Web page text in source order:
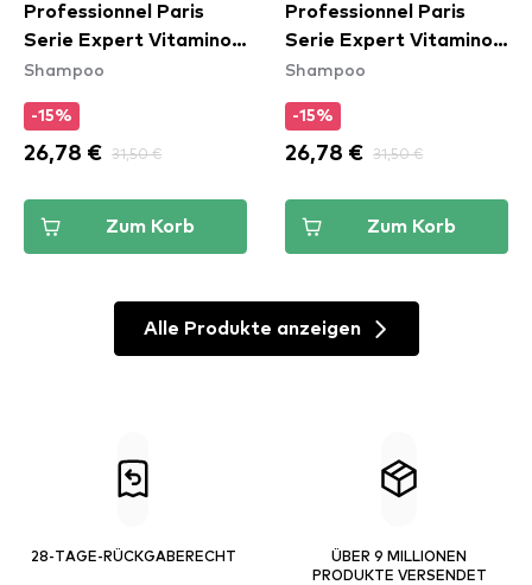
Professionnel Paris
Serie Expert Vitamino
Color Spectrum
Shampoo
-15%
26,78 € 31,50 €
Zum Korb
Professionnel Paris
Serie Expert Vitamino
Color Spectrum
Shampoo
-15%
26,78 € 31,50 €
Zum Korb
Alle Produkte anzeigen
28-TAGE-RÜCKGABERECHT
ÜBER 9 MILLIONEN
PRODUKTE VERSENDET